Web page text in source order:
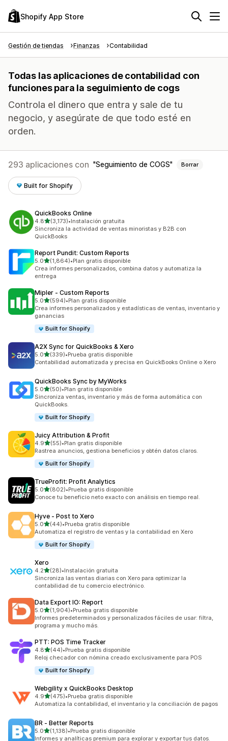
Shopify App Store
Gestión de tiendas Finanzas Contabilidad
Todas las aplicaciones de contabilidad con
funciones para la seguimiento de cogs
Controla el dinero que entra y sale de tu
negocio, y asegúrate de que todo esté en
orden.
293 aplicaciones con Seguimiento de COGS Borrar
Built for Shopify
QuickBooks Online
4.8de 5 estrellas
(3,173)
3173 reseñas en total
•Instalación gratuita
Sincroniza la actividad de ventas minoristas y B2B con
QuickBooks
Report Pundit: Custom Reports
5.0de 5 estrellas
(1,864)
1864 reseñas en total
•Plan gratis disponible
Crea informes personalizados, combina datos y automatiza la
entrega
Mipler ‑ Custom Reports
5.0de 5 estrellas
(594)
594 reseñas en total
•Plan gratis disponible
Crea informes personalizados y estadísticas de ventas, inventario y
ganancias
Built for Shopify
A2X Sync for QuickBooks & Xero
5.0de 5 estrellas
(339)
339 reseñas en total
•Prueba gratis disponible
Contabilidad automatizada y precisa en QuickBooks Online o Xero
QuickBooks Sync by MyWorks
5.0de 5 estrellas
(50)
50 reseñas en total
•Plan gratis disponible
Sincroniza ventas, inventario y más de forma automática con
QuickBooks.
Built for Shopify
Juicy Attribution & Profit
4.9de 5 estrellas
(55)
55 reseñas en total
•Plan gratis disponible
Rastrea anuncios, gestiona beneficios y obtén datos claros.
Built for Shopify
TrueProfit: Profit Analytics
5.0de 5 estrellas
(802)
802 reseñas en total
•Prueba gratis disponible
Conoce tu beneficio neto exacto con análisis en tiempo real.
Hyve ‑ Post to Xero
5.0de 5 estrellas
(44)
44 reseñas en total
•Prueba gratis disponible
Automatiza el registro de ventas y la contabilidad en Xero
Built for Shopify
Xero
4.2de 5 estrellas
(28)
28 reseñas en total
•Instalación gratuita
Sincroniza las ventas diarias con Xero para optimizar la
contabilidad de tu comercio electrónico.
Data Export IO: Report
5.0de 5 estrellas
(1,904)
1904 reseñas en total
•Prueba gratis disponible
Informes predeterminados y personalizados fáciles de usar: filtra,
programa y mucho más.
PTT: POS Time Tracker
4.8de 5 estrellas
(44)
44 reseñas en total
•Prueba gratis disponible
Reloj checador con nómina creado exclusivamente para POS
Built for Shopify
Webgility x QuickBooks Desktop
4.9de 5 estrellas
(475)
475 reseñas en total
•Prueba gratis disponible
Automatiza la contabilidad, el inventario y la conciliación de pagos
BR ‑ Better Reports
5.0de 5 estrellas
(1,138)
1138 reseñas en total
•Prueba gratis disponible
Informes y analíticas premium para explorar y exportar tus datos.